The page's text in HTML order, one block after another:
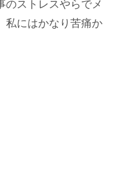
のストレスやらでメ
私にはかなり苦痛か